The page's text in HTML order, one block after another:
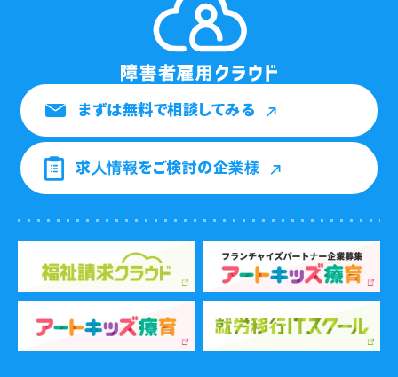
まずは無料で相談してみる
求人情報をご検討の企業様